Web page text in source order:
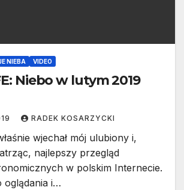
NIEBA VIDEO
Niebo w lutym 2019
RADEK KOSARZYCKI
wjechał mój ulubiony i,
najlepszy przegląd
w polskim Internecie.
oglądania i…